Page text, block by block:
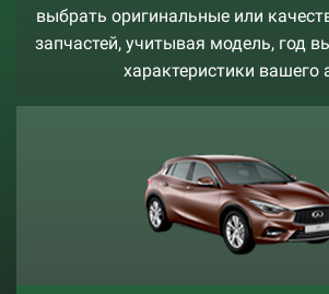
выбрать оригинальные или
запчастей, учитывая модель, год
характеристики вашего